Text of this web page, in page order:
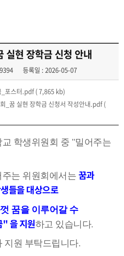
실현 장학금 신청 안내
등록일 : 2026-05-07
_포스터.pdf( 7,865 kb)
_꿈 실현 장학금 신청서 작성안내.pdf(
학생위원회 중 "밀어주는
는 위원회에서는 꿈과
들을 대상으로
꿈을 이루어갈 수
을 지원하고 있습니다.
지원 부탁드립니다.